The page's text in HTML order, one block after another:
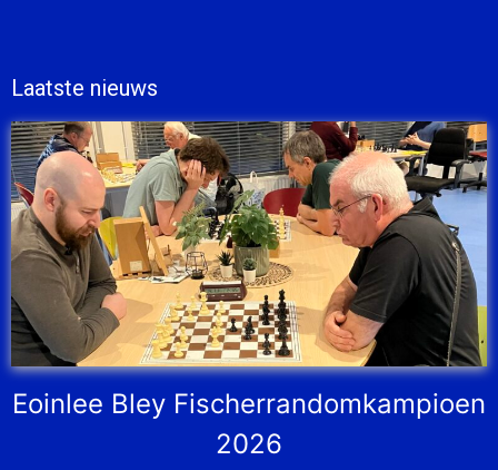
Laatste nieuws
Eoinlee Bley Fischerrandomkampioen
2026